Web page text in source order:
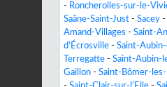
- Roncherolles-sur-le-
Saâne-Saint-Just - Sacey -
Amand-Villages - Saint-
d'Écrosville - Saint-
Terregatte - Saint-Aubin-
Gaillon - Saint-Bômer-les-